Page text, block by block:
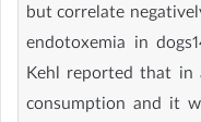
but correlate
endotoxemia in
Kehl reported that in
consumption and it